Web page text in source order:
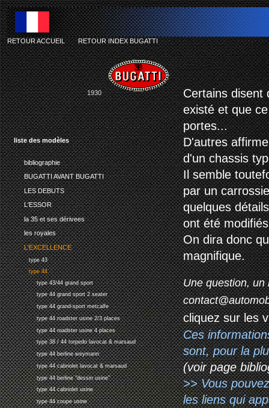
liste des modèles
bibliographie
BUGATTI AVANT BUGATTI
LES DEBUTS
L'ESSOR
la 35 et ses dérivees
les royales
L'EXCELLENCE
type 43
type 44
type 43/44 grand sport
type 44 grand sport 2 seater
type 44 grand-sport metcalfe
type 44 roadster usine 2/3 places
type 44 roadster usine 4 places
type 38 / 44 torpedo lavocat & marsaud
type 44 berline weymann
type 44 cabriolet lavocat & marsaud
type 44 berline "dessin usine"
type 44 cabriolet usine
type 44 coupe usine
RETOUR ACCUEIL-RETOUR INDEX BUGATTI
1930
Certains disent
existé et que
portes...
D'autres
d'un chassis
Il semble
par un
quelques
ont été
On dira donc
magnifique.
Une question, un
cliquez sur les
Ces
sont, pour la
(voir page
>> Vous
les liens qui